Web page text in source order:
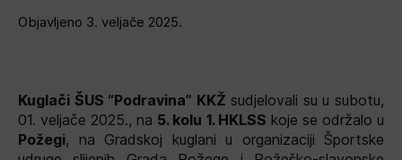
Objavljeno 3. veljače 2025.
Kuglači ŠUS “Podravina” KKŽ sudjelovali su u subotu,
01. veljače 2025., na 5. kolu 1. HKLSS koje se održalo u
Požegi, na Gradskoj kuglani u organizaciji Športske